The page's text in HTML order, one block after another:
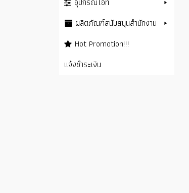
ผลิตภัณฑ์สนับสนุนสำนักงาน
Hot Promotion!!!
แจ้งชำระเงิน